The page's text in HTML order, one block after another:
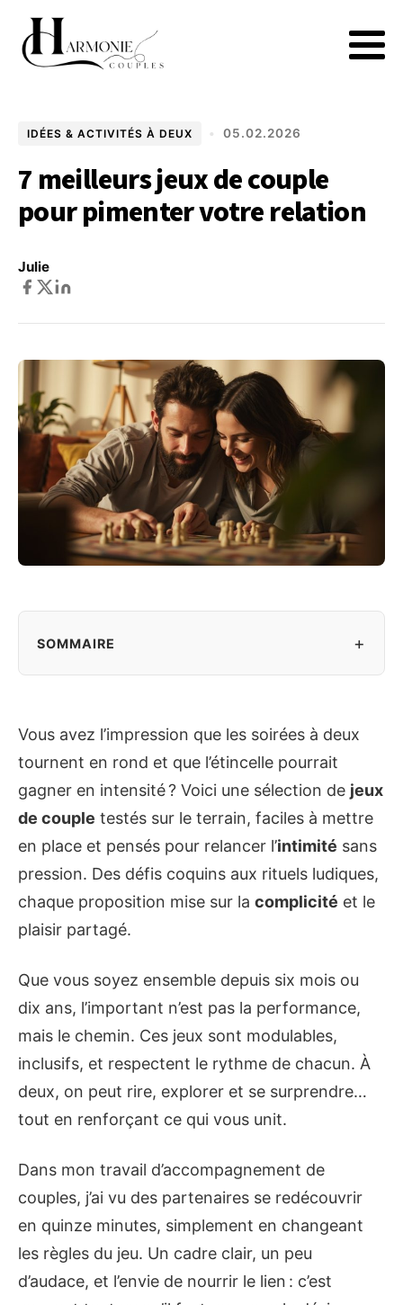
IDÉES & ACTIVITÉS À DEUX • 05.02.2026
7 meilleurs jeux de couple
pour pimenter votre relation
Julie
SOMMAIRE +
Vous avez l’impression que les soirées à deux
tournent en rond et que l’étincelle pourrait
gagner en intensité ? Voici une sélection de jeux
de couple testés sur le terrain, faciles à mettre
en place et pensés pour relancer l’intimité sans
pression. Des défis coquins aux rituels ludiques,
chaque proposition mise sur la complicité et le
plaisir partagé.
Que vous soyez ensemble depuis six mois ou
dix ans, l’important n’est pas la performance,
mais le chemin. Ces jeux sont modulables,
inclusifs, et respectent le rythme de chacun. À
deux, on peut rire, explorer et se surprendre…
tout en renforçant ce qui vous unit.
Dans mon travail d’accompagnement de
couples, j’ai vu des partenaires se redécouvrir
en quinze minutes, simplement en changeant
les règles du jeu. Un cadre clair, un peu
d’audace, et l’envie de nourrir le lien : c’est